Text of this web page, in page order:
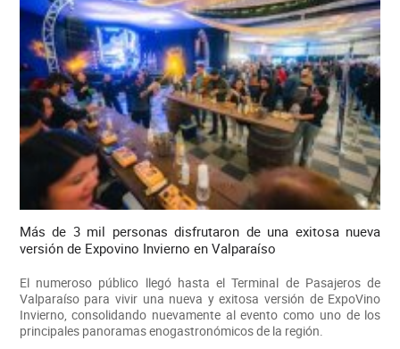
Más de 3 mil personas disfrutaron de una exitosa nueva
versión de Expovino Invierno en Valparaíso
El numeroso público llegó hasta el Terminal de Pasajeros de
Valparaíso para vivir una nueva y exitosa versión de ExpoVino
Invierno, consolidando nuevamente al evento como uno de los
principales panoramas enogastronómicos de la región.